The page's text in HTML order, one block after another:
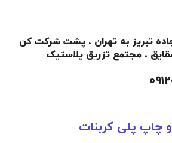
، کیلومتر 22 جاده تبریز به تهران ، پشت شرکت کن
، مجتمع تزریق پلاستیک
چاپ پلی کربنات